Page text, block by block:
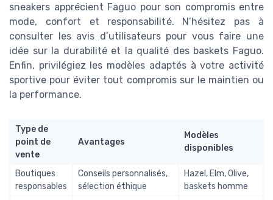
sneakers apprécient Faguo pour son compromis entre
mode, confort et responsabilité. N’hésitez pas à
consulter les avis d’utilisateurs pour vous faire une
idée sur la durabilité et la qualité des baskets Faguo.
Enfin, privilégiez les modèles adaptés à votre activité
sportive pour éviter tout compromis sur le maintien ou
la performance.
Type de
point de
vente
Avantages
Modèles
disponibles
Boutiques
responsables
Conseils personnalisés,
sélection éthique
Hazel, Elm, Olive,
baskets homme